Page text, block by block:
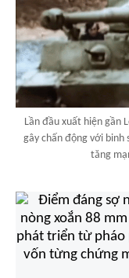
Lần đầu xuất hiện gần
gây chấn động với binh
tăng